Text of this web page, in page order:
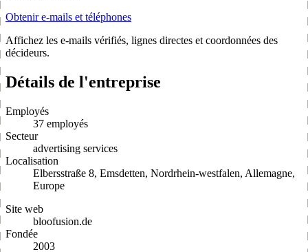
Obtenir e-mails et téléphones
Affichez les e-mails vérifiés, lignes directes et coordonnées des
décideurs.
Détails de l'entreprise
Employés
37 employés
Secteur
advertising services
Localisation
Elbersstraße 8, Emsdetten, Nordrhein-westfalen, Allemagne,
Europe
Site web
bloofusion.de
Fondée
2003